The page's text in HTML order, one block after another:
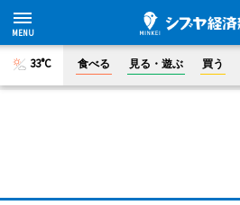
33°C 食べる 見る・遊ぶ 買う